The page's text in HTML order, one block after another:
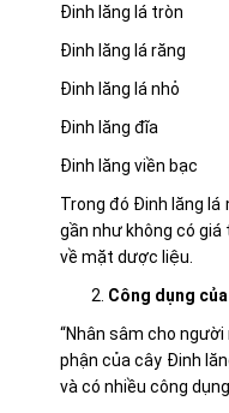
Đinh lăng lá tròn
Đinh lăng lá răng
Đinh lăng lá nhỏ
Đinh lăng đĩa
Đinh lăng viền bạc
Trong đó Đinh lăng lá
gần như không có giá
về mặt dược liệu.
Công dụng
“Nhân sâm cho
phận của cây Đinh
và có nhiều công